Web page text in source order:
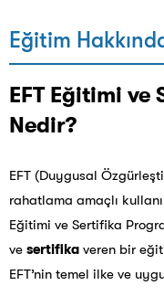
Eğitim
EFT Eğitimi ve
Nedir?
EFT (Duygusal
rahatlama amaçlı
Eğitimi ve Sertifika
ve sertifika veren bir
EFT’nin temel ilke ve